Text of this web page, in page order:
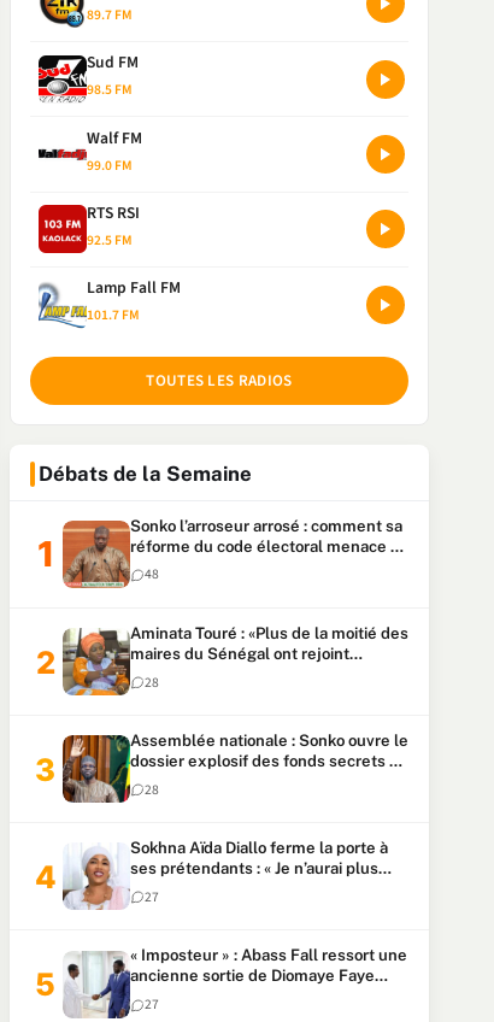
89.7 FM
Sud FM
98.5 FM
Walf FM
99.0 FM
RTS RSI
92.5 FM
Lamp Fall FM
101.7 FM
TOUTES LES RADIOS
Débats de la Semaine
Sonko l’arroseur arrosé : comment sa
réforme du code électoral menace sa
candidature
48
Aminata Touré : «Plus de la moitié des
maires du Sénégal ont rejoint
Kiiraay»
28
Assemblée nationale : Sonko ouvre le
dossier explosif des fonds secrets et
du patrimoine présidentiel
28
Sokhna Aïda Diallo ferme la porte à
ses prétendants : « Je n’aurai plus
jamais un autre mari »
27
« Imposteur » : Abass Fall ressort une
ancienne sortie de Diomaye Faye
pour répondre à Mary Teuw Niane
27